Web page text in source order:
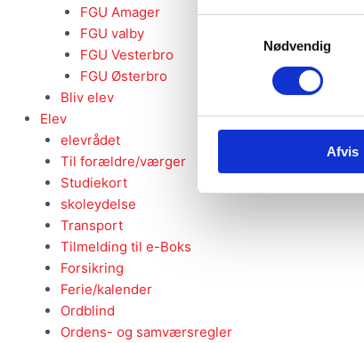
Nødvendig
Afvis
FGU Amager
FGU valby
FGU Vesterbro
FGU Østerbro
Bliv elev
Elev
elevrådet
Til forældre/værger
Studiekort
skoleydelse
Transport
Tilmelding til e-Boks
Forsikring
Ferie/kalender
Ordblind
Ordens- og samværsregler